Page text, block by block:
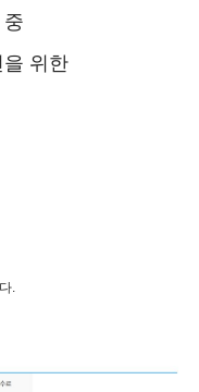
위한
.